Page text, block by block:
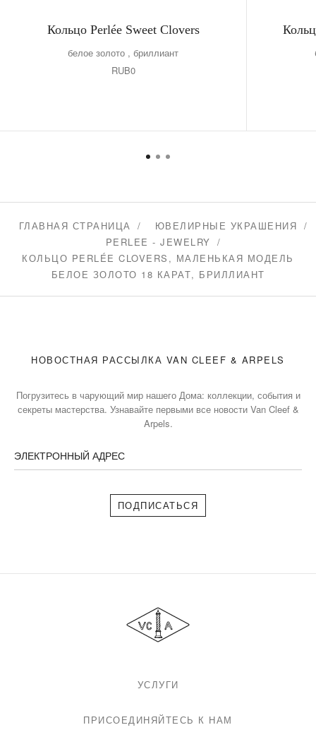
Кольцо Perlée Sweet Clovers
белое золото , бриллиант
RUB0
ГЛАВНАЯ СТРАНИЦА
ЮВЕЛИРНЫЕ УКРАШЕНИЯ
PERLEE - JEWELRY
КОЛЬЦО PERLÉE CLOVERS, МАЛЕНЬКАЯ МОДЕЛЬ
БЕЛОЕ ЗОЛОТО 18 КАРАТ, БРИЛЛИАНТ
НОВОСТНАЯ РАССЫЛКА VAN CLEEF & ARPELS
Погрузитесь в чарующий мир нашего Дома: коллекции, события и
секреты мастерства. Узнавайте первыми все новости Van Cleef &
Arpels.
ЭЛЕКТРОННЫЙ АДРЕС
&
Arpels
УСЛУГИ
ПРИСОЕДИНЯЙТЕСЬ К НАМ